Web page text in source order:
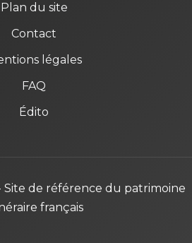
Plan du site
Contact
légales
FAQ
Édito
Site de référence du patrimoine
français